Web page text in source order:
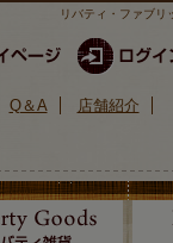
リバティ・ファブリ
Q＆A 店舗紹介